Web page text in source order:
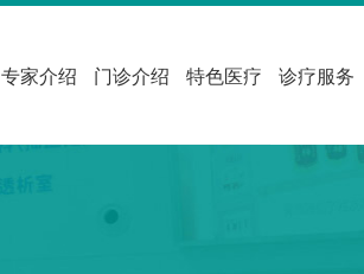
专家介绍 门诊介绍 特色医疗 诊疗服务